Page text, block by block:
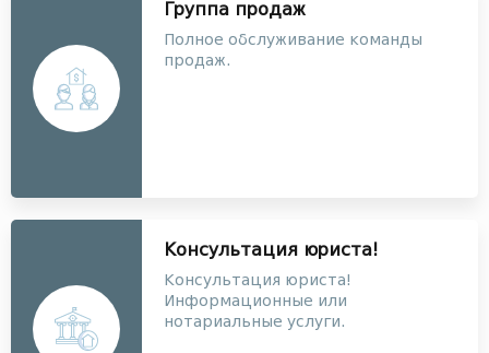
Группа продаж
Полное обслуживание команды
продаж.
Консультация юриста!
Консультация юриста!
Информационные или
нотариальные услуги.